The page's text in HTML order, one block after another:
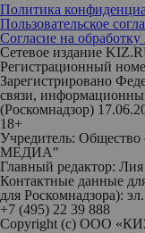
Политика
Пользовательское
Согласие на
Сетевое издание
Регистрационный
Зарегистрировано
связи,
(Роскомнадзор)
18+
Учредитель:
МЕДИА"
Главный редактор:
Контактные данные
для Роскомнадзора):
+7 (495) 22 39 888
Copyright (с) ООО